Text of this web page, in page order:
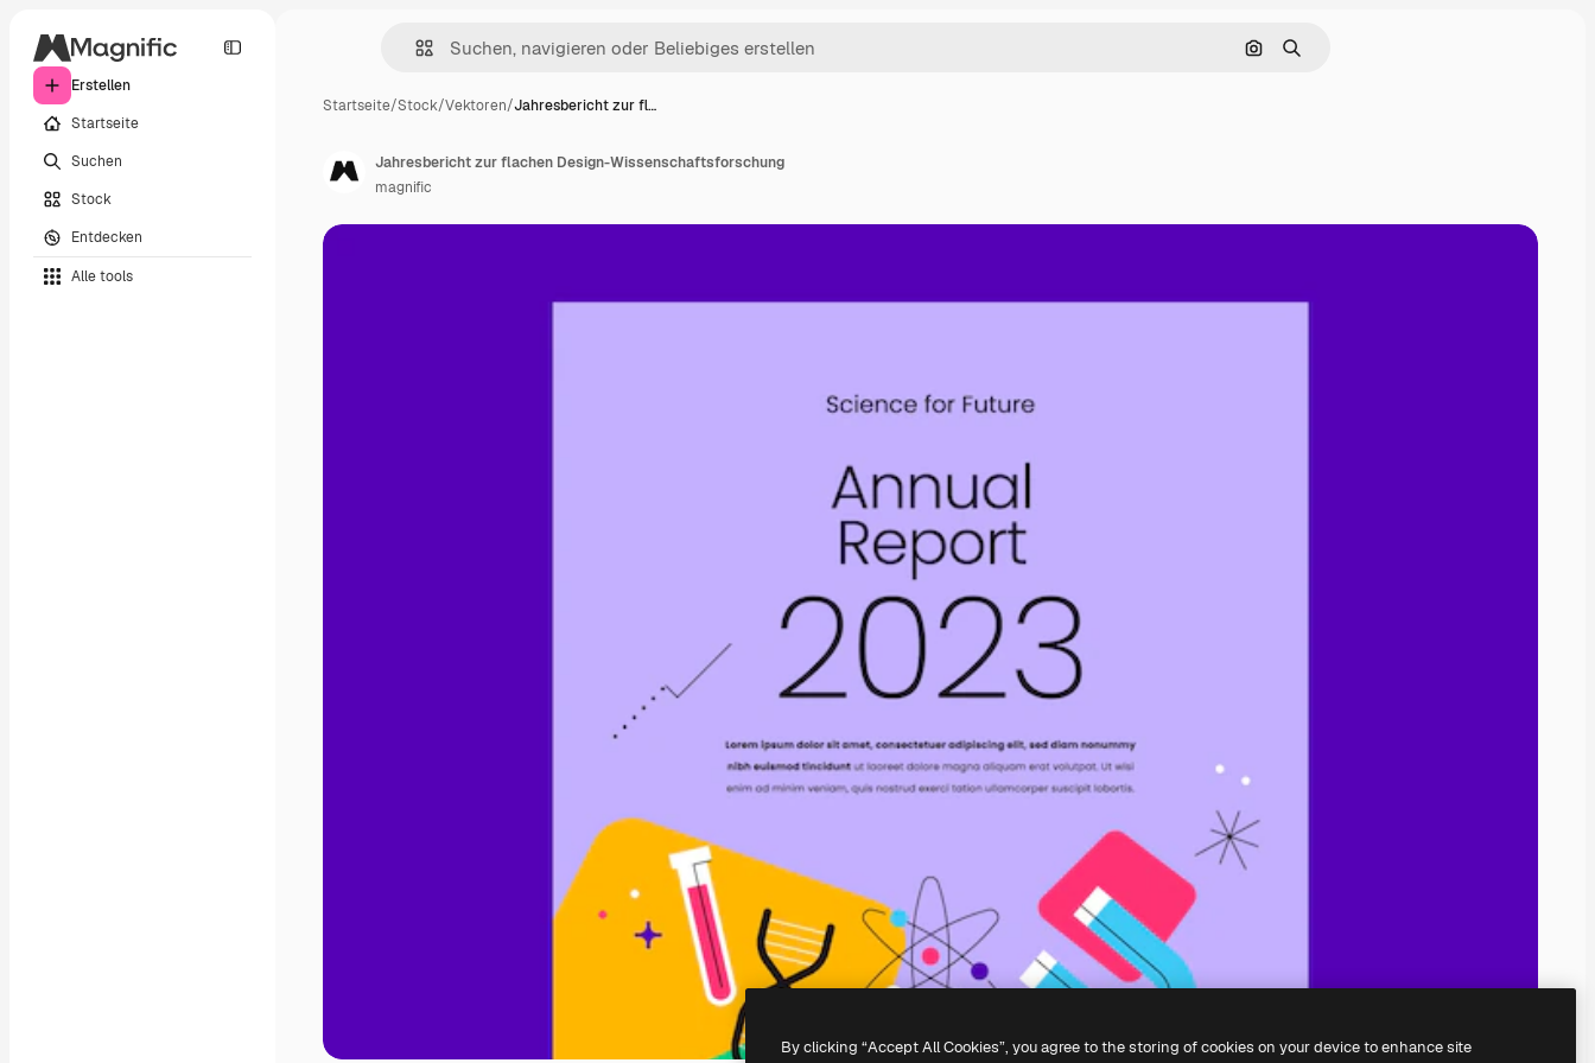
Erstellen
Startseite
Suchen
Stock
Entdecken
Alle tools
Nach Bild suchen
Suchen
Startseite/Stock/Vektoren/Jahresbericht zur fl…
Jahresbericht zur flachen Design-Wissenschaftsforschung
magnific
By clicking “Accept All Cookies”, you agree to the storing of cookies on your device to enhance site